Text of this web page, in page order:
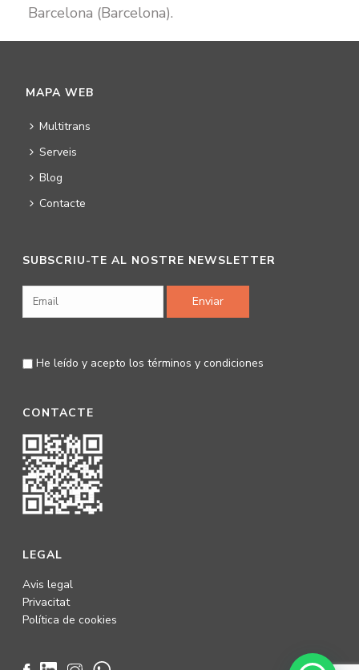
Barcelona (Barcelona).
MAPA WEB
Multitrans
Serveis
Blog
Contacte
SUBSCRIU-TE AL NOSTRE NEWSLETTER
He leído y acepto lostérminos y condiciones
CONTACTE
LEGAL
Avis legal
Privacitat
Política de cookies